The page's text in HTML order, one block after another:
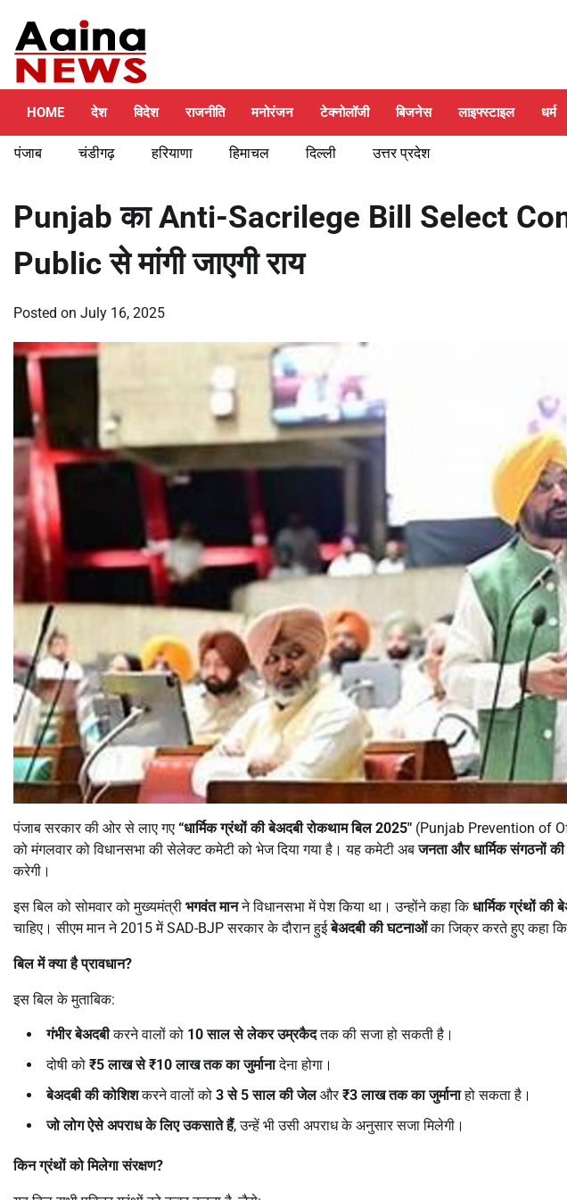
content
HOME देश विदेश राजनीति मनोरंजन टेक्नोलॉजी बिजनेस लाइफ्स्टाइल धर्म
पंजाब चंडीगढ़ हरियाणा हिमाचल दिल्ली उत्तर प्रदेश
Punjab का Anti-Sacrilege Bill Select
Public से मांगी जाएगी राय
Posted on July 16, 2025
पंजाब सरकार की ओर से लाए गए “धार्मिक ग्रंथों की बेअदबी रोकथाम बिल2025″ (Punjab Prevention of
को मंगलवार को विधानसभा की सेलेक्ट कमेटी को भेज दिया गया है। यह कमेटी अबजनता और धार्मिक संगठनों की
करेगी।
इस बिल को सोमवार को मुख्यमंत्री भगवंत मानने विधानसभा में पेश किया था। उन्होंने कहा किधार्मिक ग्रंथों की
चाहिए। सीएम मान ने 2015 में SAD-BJP सरकार के दौरान हुईबेअदबी की घटनाओंका जिक्र करते हुए कहा कि
बिल में क्या है प्रावधान?
इस बिल के मुताबिक:
गंभीर बेअदबीकरने वालों को 10साल से लेकर उम्रकैदतक की सजा हो सकती है।
दोषी को ₹5लाख से₹10लाख तक का जुर्मानादेना होगा।
बेअदबी की कोशिशकरने वालों को 3से5साल की जेलऔर₹3लाख तक का जुर्मानाहो सकता है।
जो लोग ऐसे अपराध के लिए उकसाते हैं, उन्हें भी उसी अपराध के अनुसार सजा मिलेगी।
किन ग्रंथों को मिलेगा संरक्षण?